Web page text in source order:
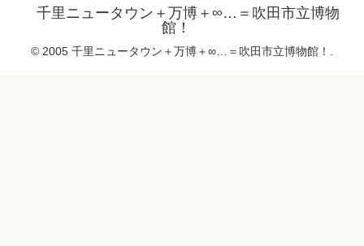
千里ニュータウン＋万博＋∞…＝吹田市立博物
館！
© 2005 千里ニュータウン＋万博＋∞…＝吹田市立博物館！.